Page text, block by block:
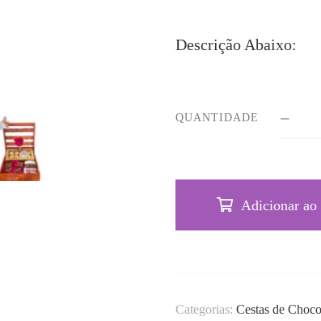
Descrição Abaixo:
QUANTIDADE
Adicionar ao
Categorias:Cestas de